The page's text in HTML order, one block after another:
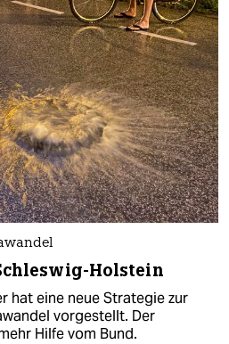
Holstein
hat eine neue Strategie zur
vorgestellt. Der
Hilfe vom Bund.